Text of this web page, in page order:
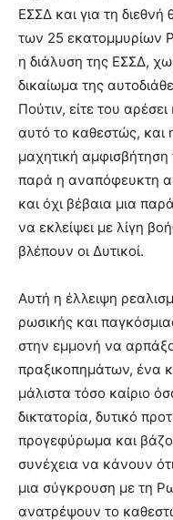
ΕΣΣΔ και για τη διεθνή
των 25 εκατομμυρίων
η διάλυση της ΕΣΣΔ,
δικαίωμα της
Πούτιν, είτε του
αυτό το καθεστώς, και
μαχητική αμφισβήτηση
παρά η αναπόφευκτη
και όχι βέβαια μια
να εκλείψει με λίγη
βλέπουν οι Δυτικοί.
Αυτή η έλλειψη
ρωσικής και
στην εμμονή να
πραξικοπημάτων, ένα
μάλιστα τόσο καίριο
δικτατορία, δυτικό
προγεφύρωμα και
συνέχεια να κάνουν
μια σύγκρουση με τη
ανατρέψουν το